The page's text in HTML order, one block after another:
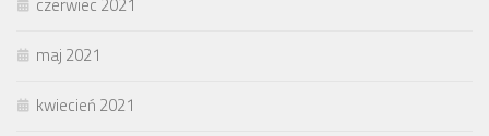
czerwiec 2021
maj 2021
kwiecień 2021